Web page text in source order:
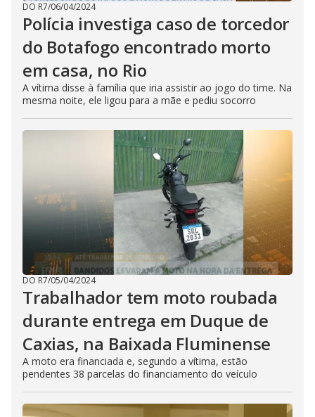
DO R7/06/04/2024
Polícia investiga caso de torcedor
do Botafogo encontrado morto
em casa, no Rio
A vítima disse à família que iria assistir ao jogo do time. Na
mesma noite, ele ligou para a mãe e pediu socorro
DO R7/05/04/2024
Trabalhador tem moto roubada
durante entrega em Duque de
Caxias, na Baixada Fluminense
A moto era financiada e, segundo a vítima, estão
pendentes 38 parcelas do financiamento do veículo